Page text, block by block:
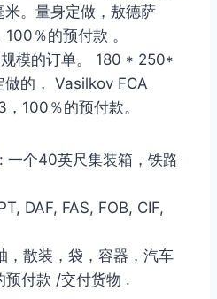
。量身定做，敖德萨
％的预付款 。
模的订单。 180 * 250*
的， Vasilkov FCA
100％的预付款。
: 一个40英尺集装箱，铁路
DAF, FAS, FOB, CIF,
，散装，袋，容器，汽车
预付款 /交付货物 .